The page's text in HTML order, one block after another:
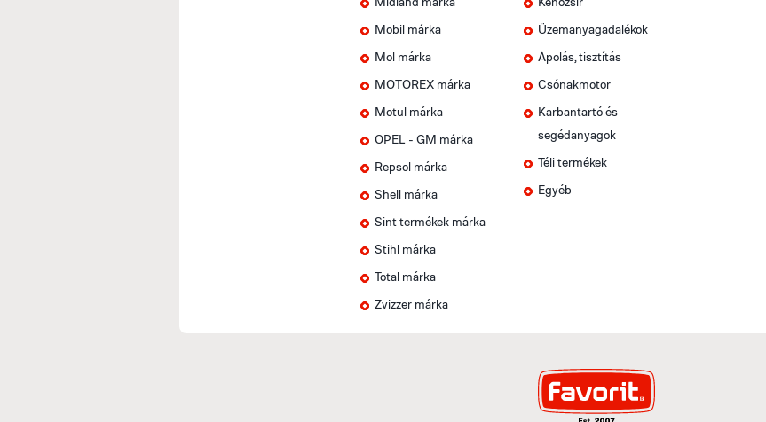
Mobil márka
Mol márka
MOTOREX márka
Motul márka
OPEL - GM márka
Repsol márka
Shell márka
Sint termékek márka
Stihl márka
Total márka
Zvizzer márka
Üzemanyagadalékok
Ápolás, tisztítás
Csónakmotor
Karbantartó és
segédanyagok
Téli termékek
Egyéb